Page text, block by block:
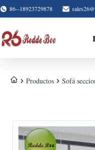
86--18923729878
Productos Sofá